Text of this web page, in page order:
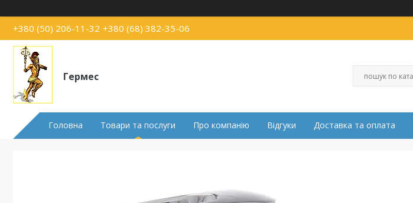
+380 (50) 206-11-32 +380 (68) 382-35-06
Гермес
Головна Товари та послуги Про компанію Відгуки Доставка та оплата